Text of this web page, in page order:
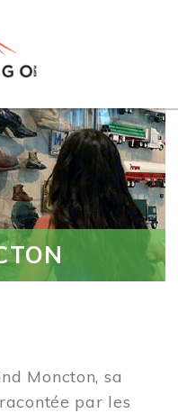
Moncton, sa
par les